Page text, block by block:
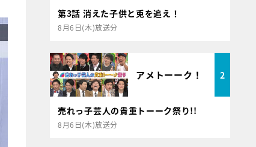
第3話 消えた子供と兎を追え！
8月6日(木)放送分
アメトーーク！ 2
売れっ子芸人の貴重トーーク祭り!!
8月6日(木)放送分